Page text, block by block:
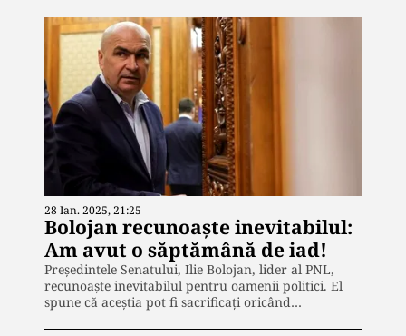
28 Ian. 2025, 21:25
Bolojan recunoaște inevitabilul:
Am avut o săptămână de iad!
Președintele Senatului, Ilie Bolojan, lider al PNL,
recunoaște inevitabilul pentru oamenii politici. El
spune că aceștia pot fi sacrificați oricând…